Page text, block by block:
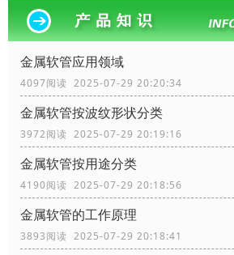
金属软管应用领域
4097阅读 2025-07-29 20:20:34
金属软管按波纹形状分类
3972阅读 2025-07-29 20:19:16
金属软管按用途分类
4190阅读 2025-07-29 20:18:56
金属软管的工作原理
3893阅读 2025-07-29 20:18:41